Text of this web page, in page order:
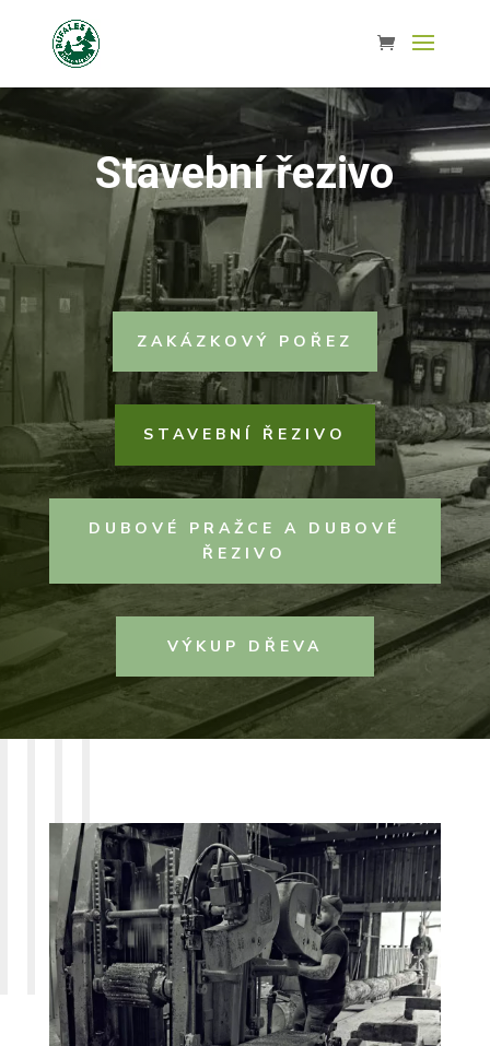
Stavební řezivo
ZAKÁZKOVÝ POŘEZ
STAVEBNÍ ŘEZIVO
DUBOVÉ PRAŽCE A DUBOVÉ
ŘEZIVO
VÝKUP DŘEVA